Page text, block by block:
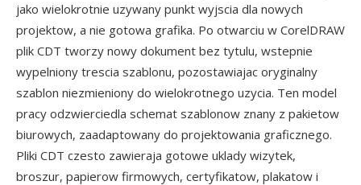
jako wielokrotnie uzywany punkt wyjscia dla nowych
projektow, a nie gotowa grafika. Po otwarciu w CorelDRAW
plik CDT tworzy nowy dokument bez tytulu, wstepnie
wypelniony trescia szablonu, pozostawiajac oryginalny
szablon niezmieniony do wielokrotnego uzycia. Ten model
pracy odzwierciedla schemat szablonow znany z pakietow
biurowych, zaadaptowany do projektowania graficznego.
Pliki CDT czesto zawieraja gotowe uklady wizytek,
broszur, papierow firmowych, certyfikatow, plakatow i